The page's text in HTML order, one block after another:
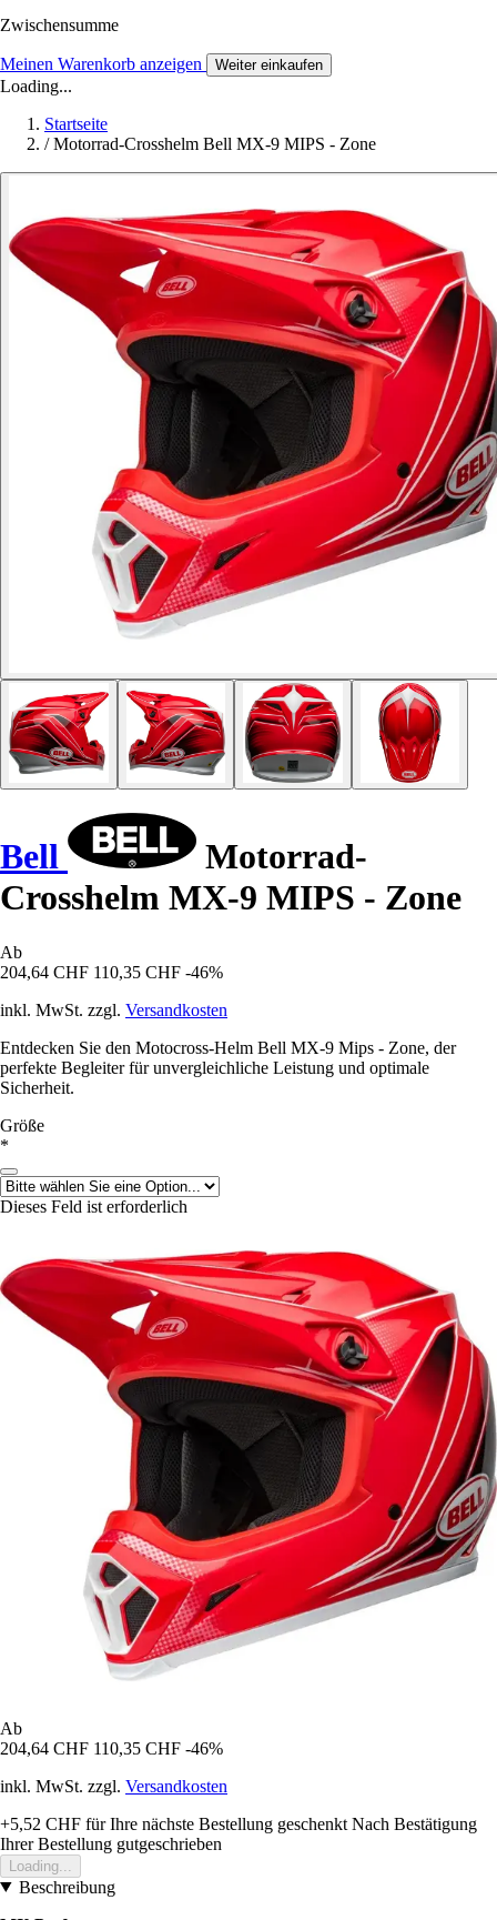
Zwischensumme
Meinen Warenkorb anzeigen Weiter einkaufen
Loading...
Startseite
/ Motorrad-Crosshelm Bell MX-9 MIPS - Zone
Bell
Motorrad-
Crosshelm MX-9 MIPS - Zone
Ab
204,64 CHF 110,35 CHF -46%
inkl. MwSt. zzgl. Versandkosten
Entdecken Sie den Motocross-Helm Bell MX-9 Mips - Zone, der
perfekte Begleiter für unvergleichliche Leistung und optimale
Sicherheit.
Größe
*
Dieses Feld ist erforderlich
Ab
204,64 CHF 110,35 CHF -46%
inkl. MwSt. zzgl. Versandkosten
+5,52 CHF für Ihre nächste Bestellung geschenkt Nach Bestätigung
Ihrer Bestellung gutgeschrieben
Loading...
Beschreibung